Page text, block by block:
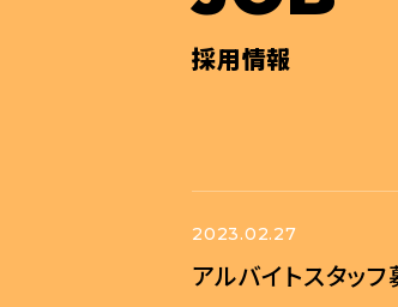
採用情報
2023.02.27
アルバイトスタッ